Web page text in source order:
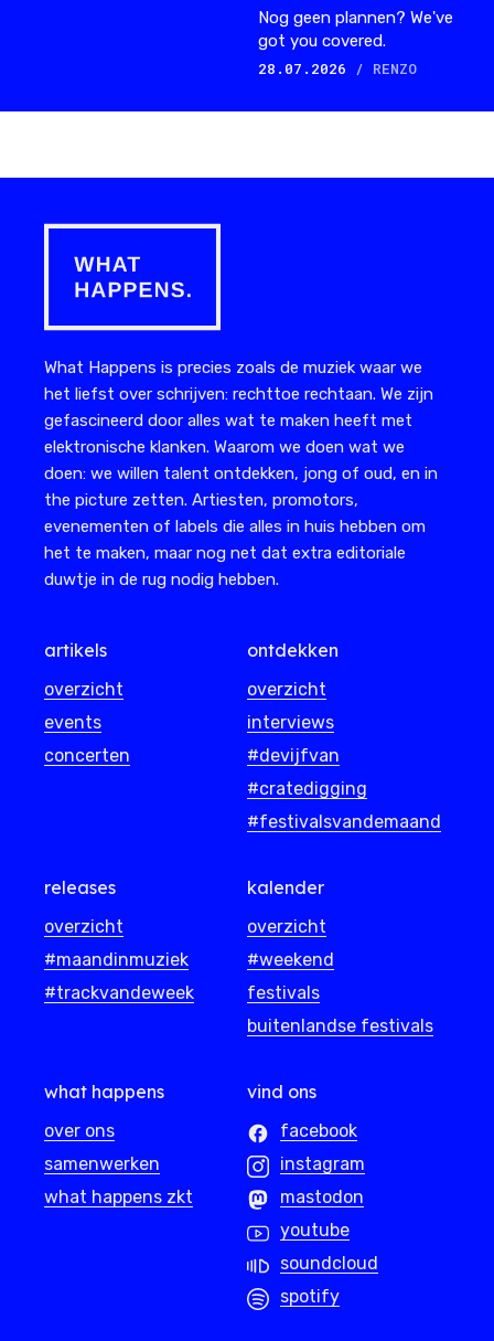
Nog geen plannen? We've
got you covered.
28.07.2026
/ RENZO
What Happens is precies zoals de muziek waar we
het liefst over schrijven: rechttoe rechtaan. We zijn
gefascineerd door alles wat te maken heeft met
elektronische klanken. Waarom we doen wat we
doen: we willen talent ontdekken, jong of oud, en in
the picture zetten. Artiesten, promotors,
evenementen of labels die alles in huis hebben om
het te maken, maar nog net dat extra editoriale
duwtje in de rug nodig hebben.
artikels
overzicht
events
concerten
ontdekken
overzicht
interviews
#devijfvan
#cratedigging
#festivalsvandemaand
releases
overzicht
#maandinmuziek
#trackvandeweek
kalender
overzicht
#weekend
festivals
buitenlandse festivals
what happens
over ons
samenwerken
what happens zkt
vind ons
facebook
instagram
mastodon
youtube
soundcloud
spotify